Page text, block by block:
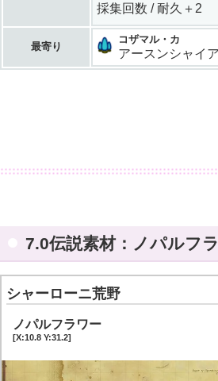
採集回数 / 耐久＋2
最寄り
コザマル・カ
アースンシャイア
7.0伝説素材：ノパルフ
シャーローニ荒野
ノパルフラワー
[X:10.8 Y:31.2]